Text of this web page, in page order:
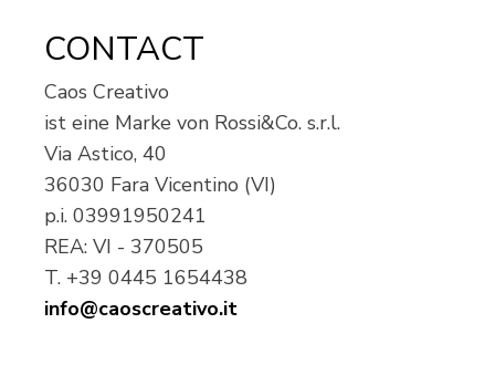
CONTACT
Caos Creativo
ist eine Marke von Rossi&Co. s.r.l.
Via Astico, 40
36030 Fara Vicentino (VI)
p.i. 03991950241
REA: VI - 370505
T. +39 0445 1654438
info@caoscreativo.it